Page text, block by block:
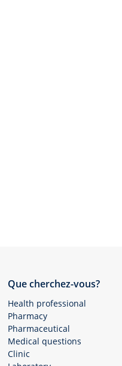
Que cherchez-vous?
Health professional
Pharmacy
Pharmaceutical
Medical questions
Clinic